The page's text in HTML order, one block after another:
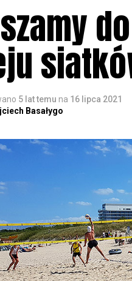
5 lat temu na 16 lipca 2021
Basałygo